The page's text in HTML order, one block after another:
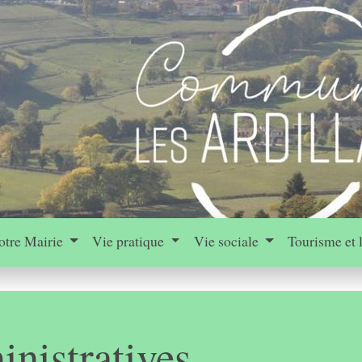
Mairie Vie pratique Vie sociale Tourisme et